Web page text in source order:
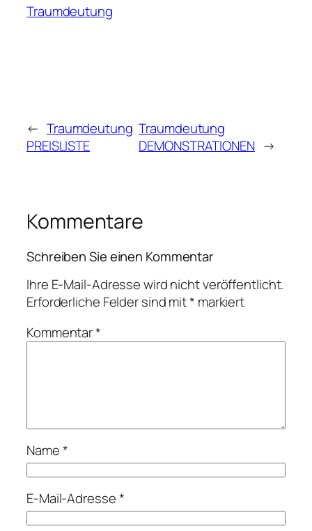
Traumdeutung
← Traumdeutung
PREISLISTE
Traumdeutung
DEMONSTRATIONEN →
Kommentare
Schreiben Sie einen Kommentar
Ihre E-Mail-Adresse wird nicht veröffentlicht.
Erforderliche Felder sind mit* markiert
Kommentar*
Name*
E-Mail-Adresse*